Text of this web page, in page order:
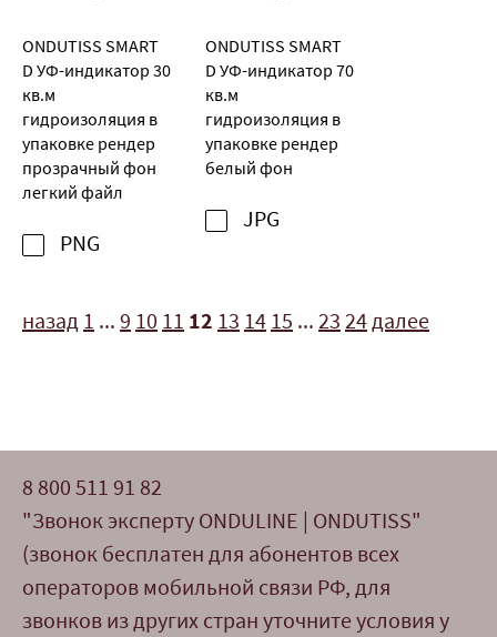
ONDUTISS SMART
D УФ-индикатор 30
кв.м
гидроизоляция в
упаковке рендер
прозрачный фон
легкий файл
PNG
ONDUTISS SMART
D УФ-индикатор 70
кв.м
гидроизоляция в
упаковке рендер
белый фон
JPG
назад 1 ... 9 10 11 12 13 14 15 ... 23 24 далее
8 800 511 91 82
"Звонок эксперту ONDULINE | ONDUTISS"
(звонок бесплатен для абонентов всех
операторов мобильной связи РФ, для
звонков из других стран уточните условия у